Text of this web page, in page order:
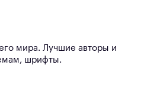
мира. Лучшие авторы и
шрифты.